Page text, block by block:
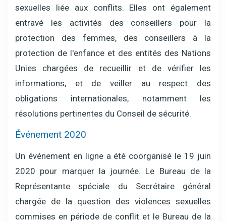
sexuelles liée aux conflits. Elles ont également
entravé les activités des conseillers pour la
protection des femmes, des conseillers à la
protection de l'enfance et des entités des Nations
Unies chargées de recueillir et de vérifier les
informations, et de veiller au respect des
obligations internationales, notamment les
résolutions pertinentes du Conseil de sécurité.
Événement 2020
Un événement en ligne a été coorganisé le 19 juin
2020 pour marquer la journée. Le Bureau de la
Représentante spéciale du Secrétaire général
chargée de la question des violences sexuelles
commises en période de conflit et le Bureau de la